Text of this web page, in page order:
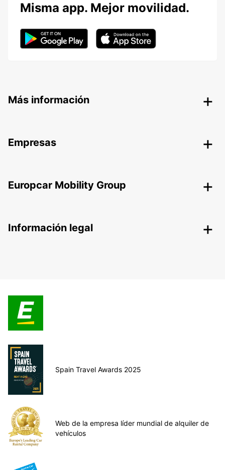
Misma app. Mejor movilidad.
Más información
Empresas
Europcar Mobility Group
Información legal
Spain Travel Awards 2025
Web de la empresa líder mundial de alquiler de
vehículos